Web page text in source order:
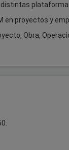
distintas
en proyectos y
Obra,